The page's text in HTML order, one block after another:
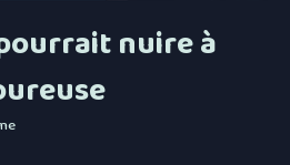
nuire à